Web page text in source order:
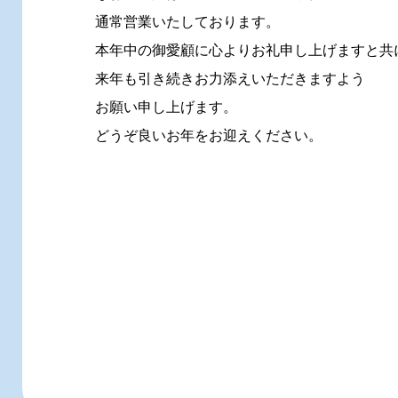
通常営業いたしております。
本年中の御愛顧に心よりお礼申し上げますと共
来年も引き続きお力添えいただきますよう
お願い申し上げます。
どうぞ良いお年をお迎えください。